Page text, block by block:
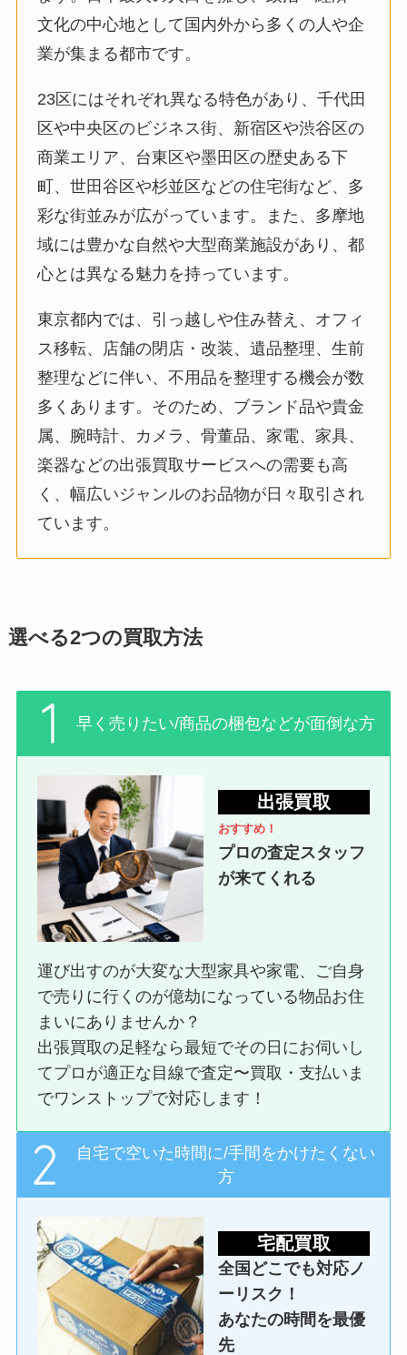
文化の中心地として国内外から多くの人や企
業が集まる都市です。
23区にはそれぞれ異なる特色があり、千代田
区や中央区のビジネス街、新宿区や渋谷区の
商業エリア、台東区や墨田区の歴史ある下
町、世田谷区や杉並区などの住宅街など、多
彩な街並みが広がっています。また、多摩地
域には豊かな自然や大型商業施設があり、都
心とは異なる魅力を持っています。
東京都内では、引っ越しや住み替え、オフィ
ス移転、店舗の閉店・改装、遺品整理、生前
整理などに伴い、不用品を整理する機会が数
多くあります。そのため、ブランド品や貴金
属、腕時計、カメラ、骨董品、家電、家具、
楽器などの出張買取サービスへの需要も高
く、幅広いジャンルのお品物が日々取引され
ています。
選べる2つの買取方法
早く売りたい/商品の梱包などが面倒な方
出張買取
おすすめ！
プロの査定スタッフ
が来てくれる
運び出すのが大変な大型家具や家電、ご自身
で売りに行くのが億劫になっている物品お住
まいにありませんか？
出張買取の足軽なら最短でその日にお伺いし
てプロが適正な目線で査定〜買取・支払いま
でワンストップで対応します！
自宅で空いた時間に/手間をかけたくない
方
宅配買取
全国どこでも対応ノ
ーリスク！
あなたの時間を最優
先